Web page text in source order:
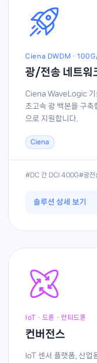
Ciena DWDM ·
광/전송 네트워
Ciena WaveLogic 기
초고속 광 백본을 구축
으로 지원합니다.
Ciena
#DC 간 DCI 400G#광전
솔루션 상세 보기
IoT · 드론 · 안티드론
컨버전스
IoT 센서 플랫폼, 산업